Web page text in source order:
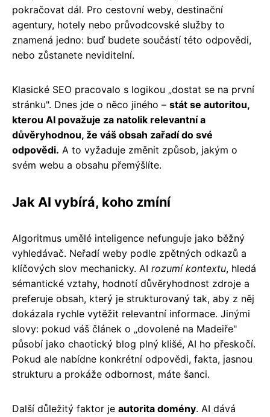
pokračovat dál. Pro cestovní weby, destinační
agentury, hotely nebo průvodcovské služby to
znamená jedno: buď budete součástí této odpovědi,
nebo zůstanete neviditelní.
Klasické SEO pracovalo s logikou „dostat se na první
stránku". Dnes jde o něco jiného – stát se autoritou,
kterou AI považuje za natolik relevantní a
důvěryhodnou, že váš obsah zařadí do své
odpovědi. A to vyžaduje změnit způsob, jakým o
svém webu a obsahu přemýšlíte.
Jak AI vybírá, koho zmíní
Algoritmus umělé inteligence nefunguje jako běžný
vyhledávač. Neřadí weby podle zpětných odkazů a
klíčových slov mechanicky. AI rozumí kontextu, hledá
sémantické vztahy, hodnotí důvěryhodnost zdroje a
preferuje obsah, který je strukturovaný tak, aby z něj
dokázala rychle vytěžit relevantní informace. Jinými
slovy: pokud váš článek o „dovolené na Madeiře"
působí jako chaotický blog plný klišé, AI ho přeskočí.
Pokud ale nabídne konkrétní odpovědi, fakta, jasnou
strukturu a prokáže odbornost, máte šanci.
Další důležitý faktor je autorita domény. AI dává